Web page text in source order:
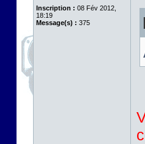
Inscription : 08 Fév 2012,
18:19
Message(s) : 375